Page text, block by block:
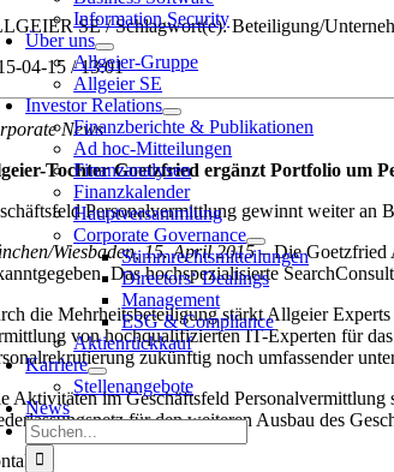
Information Security
Über uns
Allgeier-Gruppe
Allgeier SE
Investor Relations
Finanzberichte & Publikationen
Ad hoc-Mitteilungen
Finanzanalysen
Finanzkalender
Hauptversammlung
Corporate Governance
Stimmrechtsmitteilungen
Directors‘ Dealings
Management
ESG & Compliance
Aktienrückkauf
Karriere
Stellenangebote
News
Suche
nach:
SE / Schlagwort(e): Beteiligung/
04-15 / 13:01
News
Tochter Goetzfried ergänzt Portfolio um
Personalvermittlung gewinnt weiter an
Wiesbaden, 15. April 2015 –Die Goetzfried
Das hochspezialisierte
die Mehrheitsbeteiligung stärkt Allgeier
von hochqualifizierten IT-Experten für
zukünftig noch umfassender
Aktivitäten im Geschäftsfeld
für den weiteren Ausbau des